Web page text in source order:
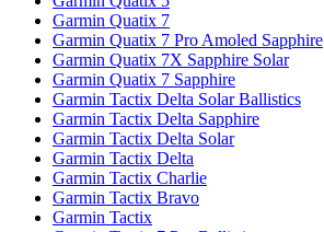
Garmin Quatix 7
Garmin Quatix 7 Pro Amoled Sapphire
Garmin Quatix 7X Sapphire Solar
Garmin Quatix 7 Sapphire
Garmin Tactix Delta Solar Ballistics
Garmin Tactix Delta Sapphire
Garmin Tactix Delta Solar
Garmin Tactix Delta
Garmin Tactix Charlie
Garmin Tactix Bravo
Garmin Tactix